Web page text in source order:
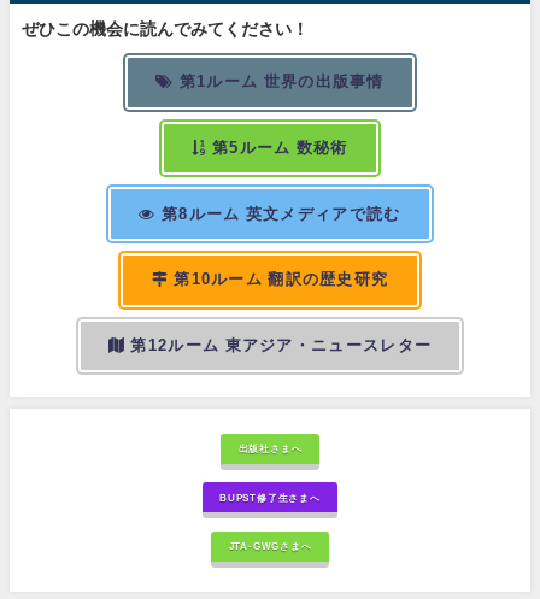
ぜひこの機会に読んでみてください！
第1ルーム 世界の出版事情
第5ルーム 数秘術
第8ルーム 英文メディアで読む
第10ルーム 翻訳の歴史研究
第12ルーム 東アジア・ニュースレター
出版社さまへ
BUPST修了生さまへ
JTA-GWGさまへ